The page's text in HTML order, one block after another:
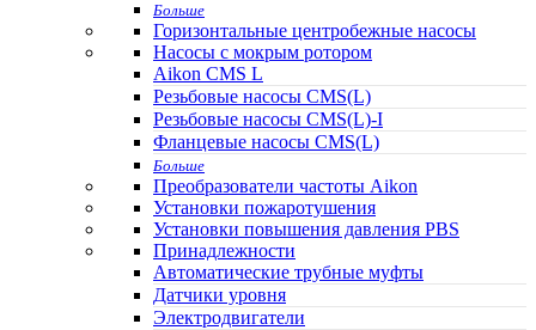
Больше
Горизонтальные центробежные насосы
Насосы с мокрым ротором
Aikon CMS L
Резьбовые насосы CMS(L)
Резьбовые насосы CMS(L)-I
Фланцевые насосы CMS(L)
Больше
Преобразователи частоты Aikon
Установки пожаротушения
Установки повышения давления PBS
Принадлежности
Автоматические трубные муфты
Датчики уровня
Электродвигатели